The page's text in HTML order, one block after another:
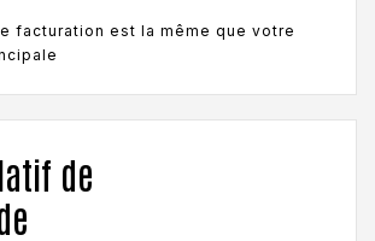
facturation est la même que votre
de